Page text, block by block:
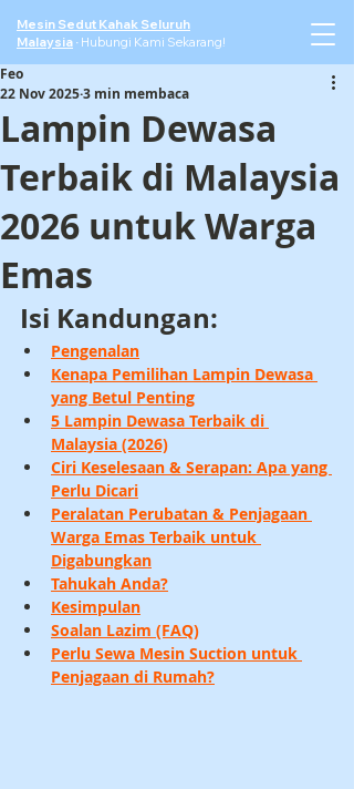
Mesin Sedut Kahak Seluruh
Malaysia · Hubungi Kami Sekarang!
Lampin Dewasa
Terbaik di Malaysia
2026 untuk Warga
Emas
Feo
22 Nov 20253 min membaca
Isi Kandungan:
Pengenalan
Kenapa Pemilihan Lampin Dewasa
yang Betul Penting
5 Lampin Dewasa Terbaik di
Malaysia (2026)
Ciri Keselesaan & Serapan: Apa yang
Perlu Dicari
Peralatan Perubatan & Penjagaan
Warga Emas Terbaik untuk
Digabungkan
Tahukah Anda?
Kesimpulan
Soalan Lazim (FAQ)
Perlu Sewa Mesin Suction untuk
Penjagaan di Rumah?